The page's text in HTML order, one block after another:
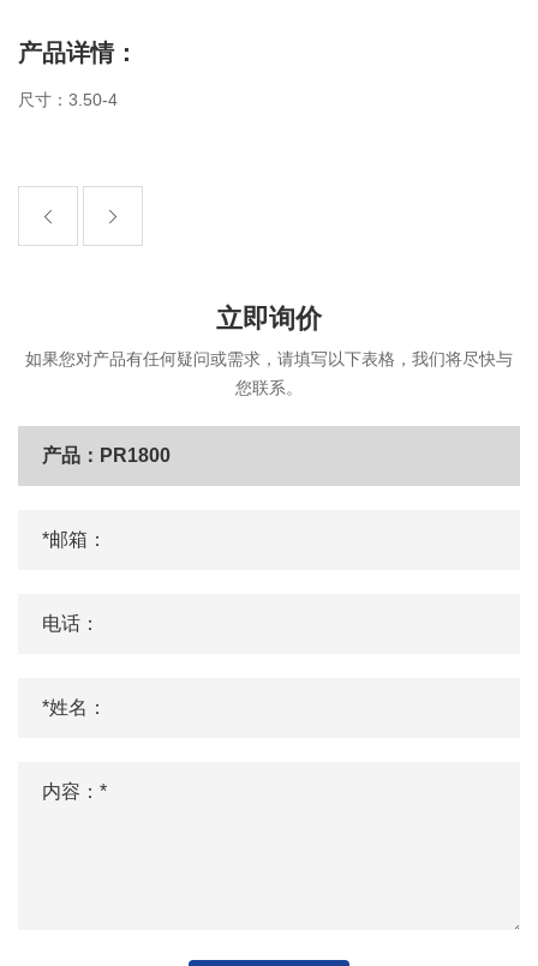
产品详情：
尺寸：3.50-4
立即询价
如果您对产品有任何疑问或需求，请填写以下表格，我们将尽快与
您联系。